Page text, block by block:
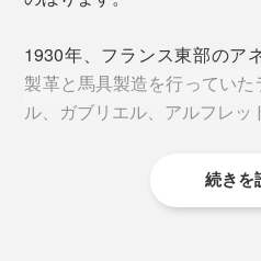
す。
日頃のストレスや疲れ、緊張
放される快感を味わえるバカ
1930年、フランス東部のア
製革と馬具製造を行ってい
ル、ガブリエル、アルフレッ
続きを